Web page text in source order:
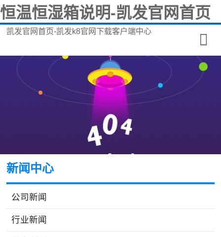
恒温恒湿箱说明-凯发官网首页
凯发官网首页-凯发k8官网下载客户端中心
新闻中心
公司新闻
行业新闻